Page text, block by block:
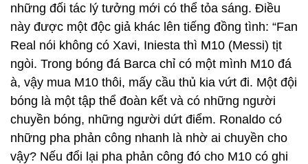
những đối tác lý tưởng mới có thể tỏa sáng. Điều
này được một độc giả khác lên tiếng đồng tình: “Fan
Real nói không có Xavi, Iniesta thì M10 (Messi) tịt
ngòi. Trong bóng đá Barca chỉ có một mình M10 đá
à, vậy mua M10 thôi, mấy cầu thủ kia vứt đi. Một đội
bóng là một tập thể đoàn kết và có những người
chuyền bóng, những người dứt điểm. Ronaldo có
những pha phản công nhanh là nhờ ai chuyền cho
vậy? Nếu đổi lại pha phản công đó cho M10 có ghi